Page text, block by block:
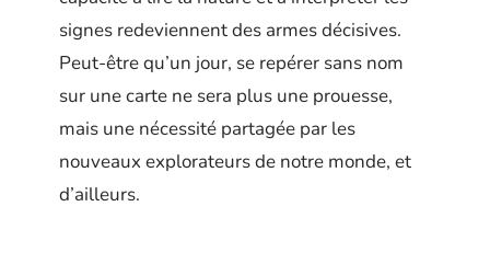
signes redeviennent des armes décisives.
Peut-être qu’un jour, se repérer sans nom
sur une carte ne sera plus une prouesse,
mais une nécessité partagée par les
nouveaux explorateurs de notre monde, et
d’ailleurs.